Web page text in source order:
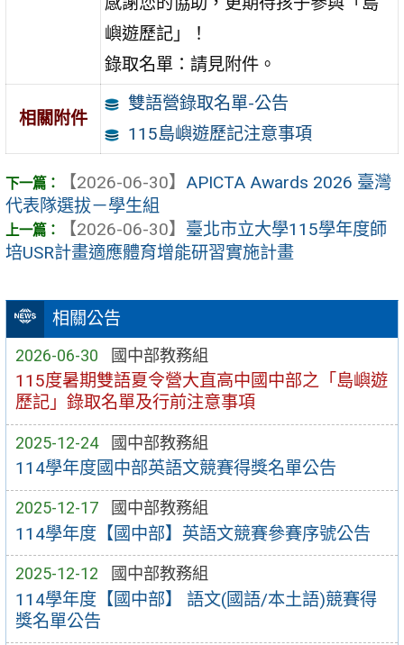
相關公告
2026-06-30 國中部教務組
115度暑期雙語夏令營大直高中國中部之「島嶼遊
歷記」錄取名單及行前注意事項
2025-12-24 國中部教務組
114學年度國中部英語文競賽得獎名單公告
2025-12-17 國中部教務組
114學年度【國中部】英語文競賽參賽序號公告
2025-12-12 國中部教務組
114學年度【國中部】 語文(國語/本土語)競賽得
獎名單公告
嶼遊歷記」！
錄取名單：請見附件。
相關附件
雙語營錄取名單-公告
115島嶼遊歷記注意事項
【2026-06-30】 APICTA Awards 2026 臺灣
代表隊選拔－學生組
【2026-06-30】 臺北市立大學115學年度師
培USR計畫適應體育增能研習實施計畫